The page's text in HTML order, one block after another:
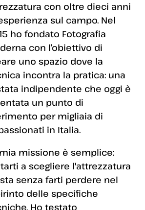
con oltre dieci anni
sul campo. Nel
ho fondato Fotografia
con l’obiettivo di
uno spazio dove la
incontra la pratica: una
indipendente che oggi è
un punto di
per migliaia di
in Italia.
missione è semplice:
a scegliere l'attrezzatura
senza farti perdere nel
delle specifiche
Ho testato